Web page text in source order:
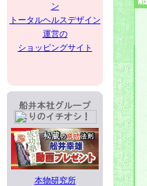
トータルヘルスデザイン
運営の
ショッピングサイト
本物研究所